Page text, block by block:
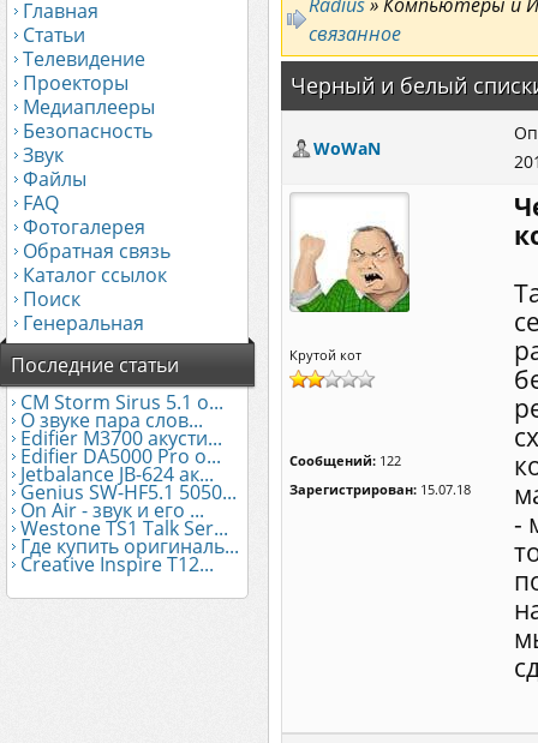
Главная
Статьи
Телевидение
Проекторы
Медиаплееры
Безопасность
Звук
Файлы
FAQ
Фотогалерея
Обратная связь
Каталог ссылок
Поиск
Генеральная
Последние статьи
CM Storm Sirus 5.1 о...
О звуке пара слов...
Edifier М3700 акусти...
Edifier DA5000 Pro о...
Jetbalance JB-624 ак...
Genius SW-HF5.1 5050...
On Air - звук и его ...
Westone TS1 Talk Ser...
Где купить оригиналь...
Creative Inspire T12...
связанное
Черный и белый
WoWaN
Крутой кот
Сообщений: 122
Зарегистрирован: 15.07.18
-